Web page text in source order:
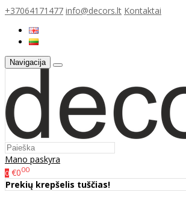
+37064171477 info@decors.lt Kontaktai
Navigacija
Mano paskyra
0 €000
Prekių krepšelis tuščias!